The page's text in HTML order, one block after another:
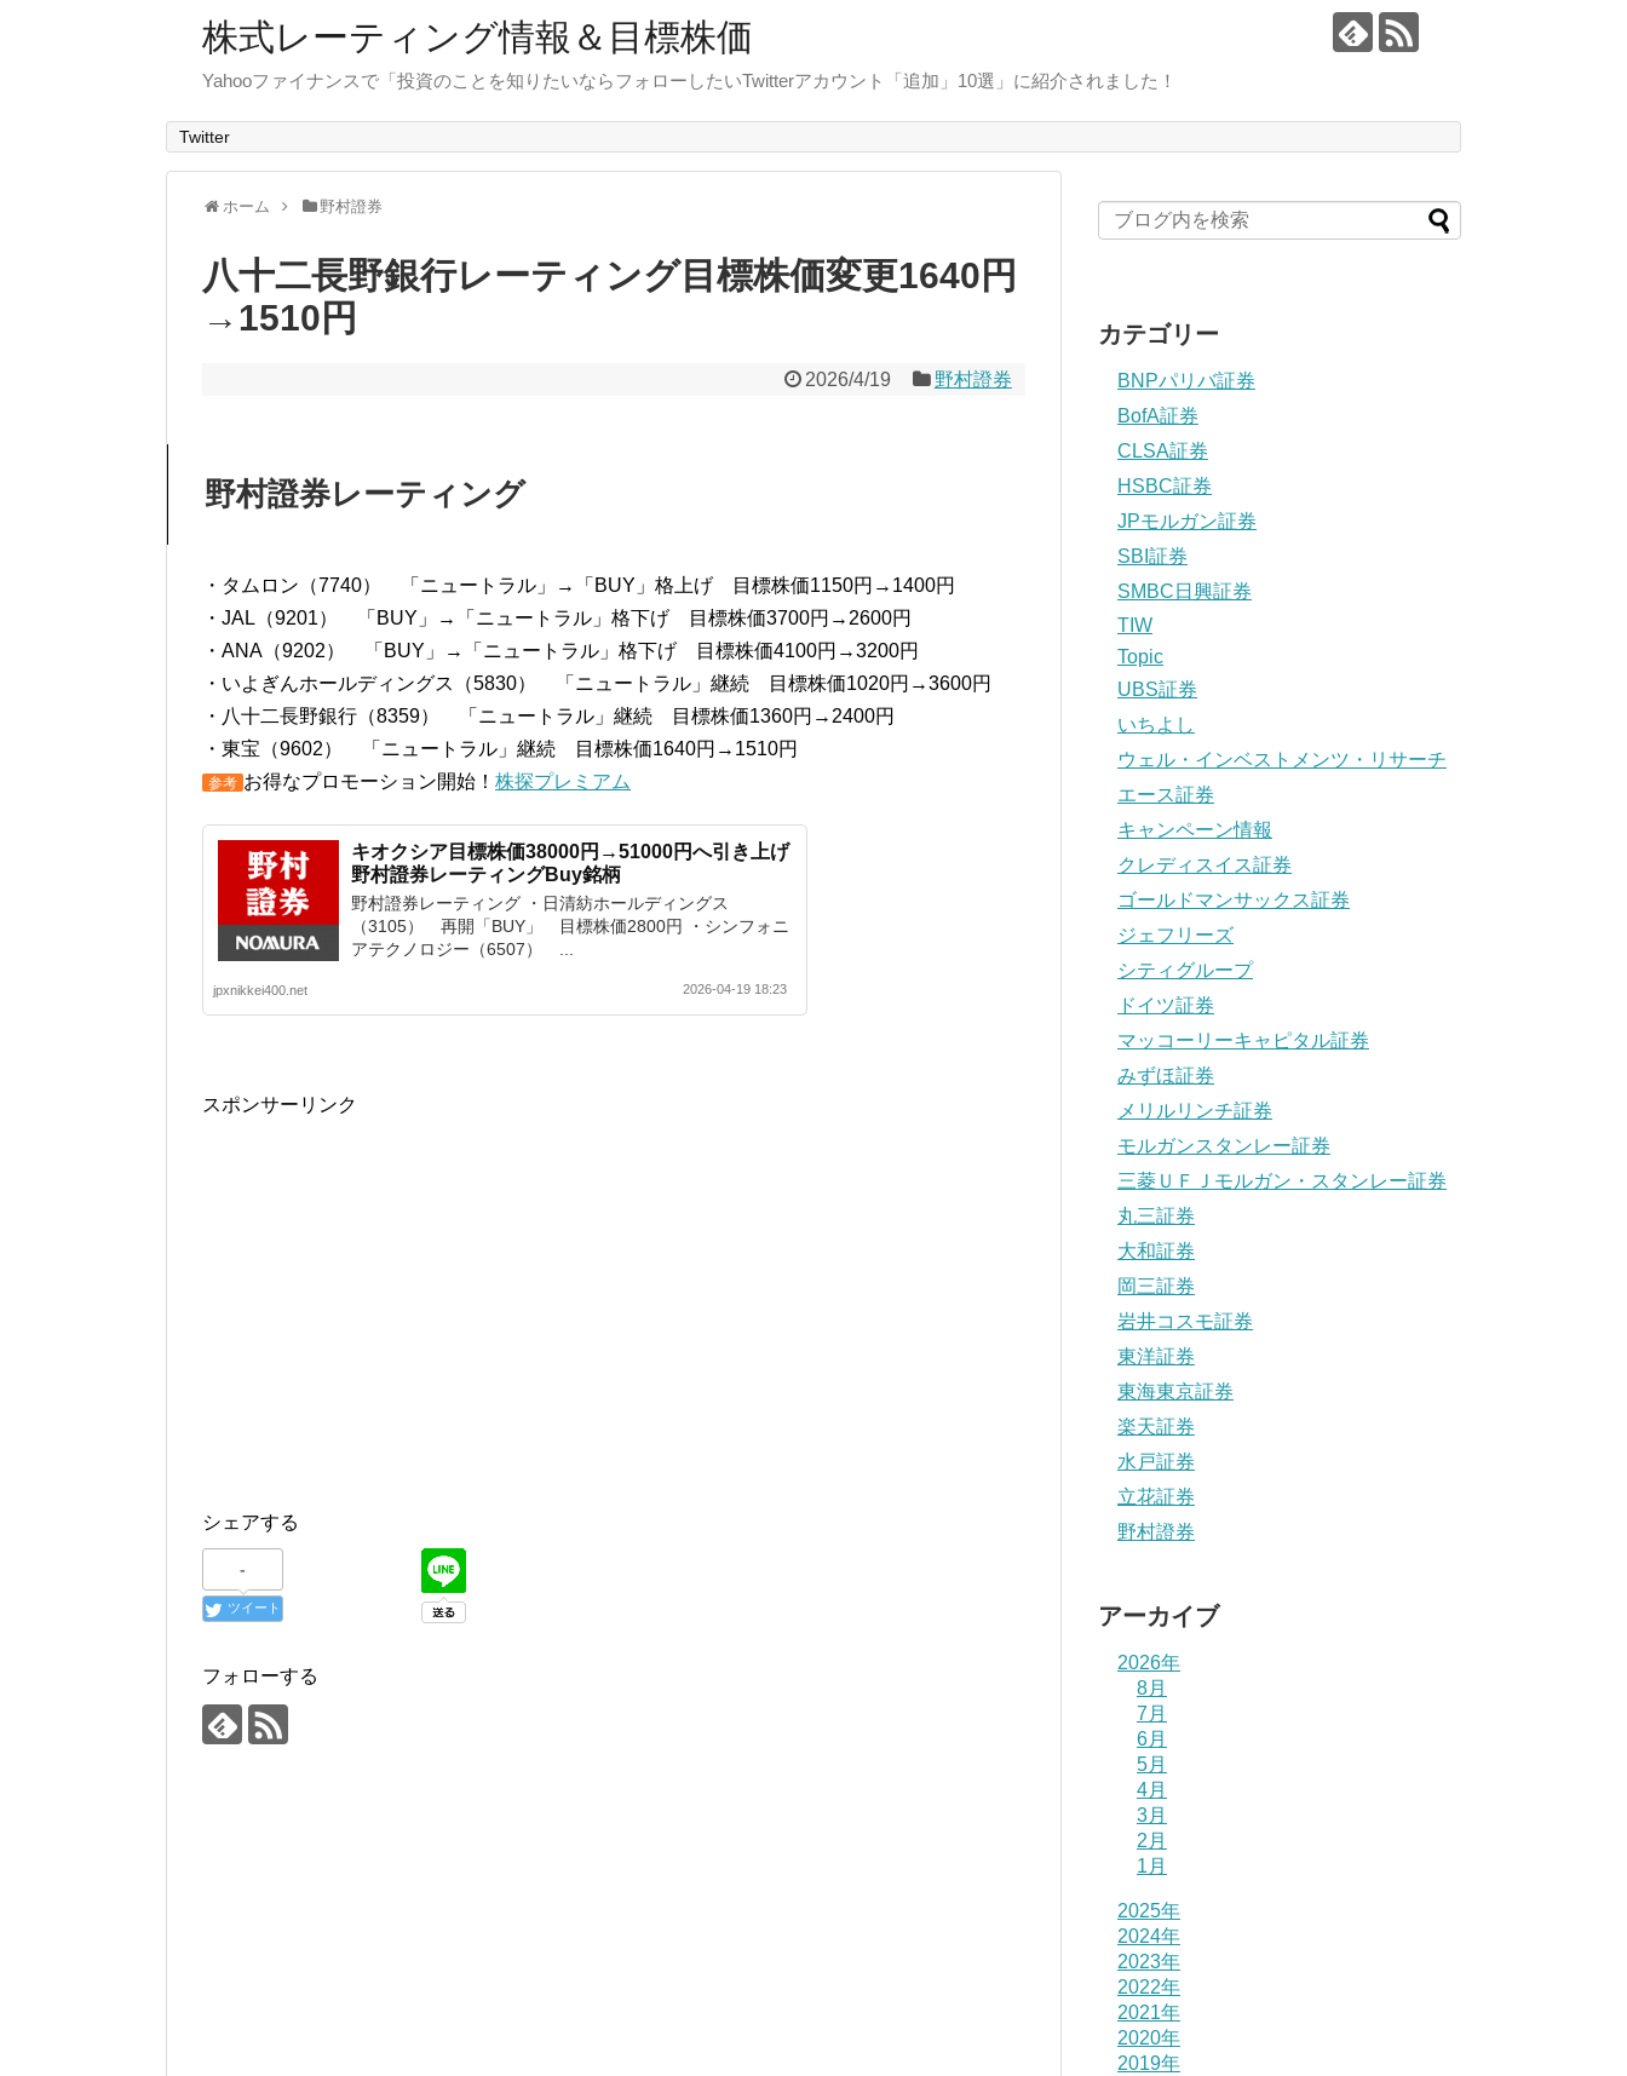
株式レーティング情報＆目標株価
Yahooファイナンスで「投資のことを知りたいならフォローしたいTwitterアカウント「追加」10選」に紹介されました！
Twitter
ホーム 野村證券
八十二長野銀行レーティング目標株価変更1640円
→1510円
2026/4/19 野村證券
野村證券レーティング
・タムロン（7740） 「ニュートラル」→「BUY」格上げ 目標株価1150円→1400円
・JAL（9201） 「BUY」→「ニュートラル」格下げ 目標株価3700円→2600円
・ANA（9202） 「BUY」→「ニュートラル」格下げ 目標株価4100円→3200円
・いよぎんホールディングス（5830） 「ニュートラル」継続 目標株価1020円→3600円
・八十二長野銀行（8359） 「ニュートラル」継続 目標株価1360円→2400円
・東宝（9602） 「ニュートラル」継続 目標株価1640円→1510円
参考 お得なプロモーション開始！ 株探プレミアム
キオクシア目標株価38000円→51000円へ引き上げ
野村證券レーティングBuy銘柄
野村證券レーティング ・日清紡ホールディングス
（3105） 再開「BUY」 目標株価2800円 ・シンフォニ
アテクノロジー（6507） ...
jpxnikkei400.net 2026-04-19 18:23
スポンサーリンク
シェアする
-
ツイート
フォローする
カテゴリー
BNPパリバ証券
BofA証券
CLSA証券
HSBC証券
JPモルガン証券
SBI証券
SMBC日興証券
TIW
Topic
UBS証券
いちよし
ウェル・インベストメンツ・リサーチ
エース証券
キャンペーン情報
クレディスイス証券
ゴールドマンサックス証券
ジェフリーズ
シティグループ
ドイツ証券
マッコーリーキャピタル証券
みずほ証券
メリルリンチ証券
モルガンスタンレー証券
三菱ＵＦＪモルガン・スタンレー証券
丸三証券
大和証券
岡三証券
岩井コスモ証券
東洋証券
東海東京証券
楽天証券
水戸証券
立花証券
野村證券
アーカイブ
2026年
8月
7月
6月
5月
4月
3月
2月
1月
2025年
2024年
2023年
2022年
2021年
2020年
2019年